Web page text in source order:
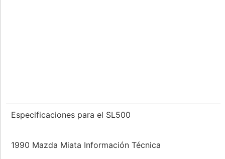
Especificaciones para el SL500
1990 Mazda Miata Información Técnica